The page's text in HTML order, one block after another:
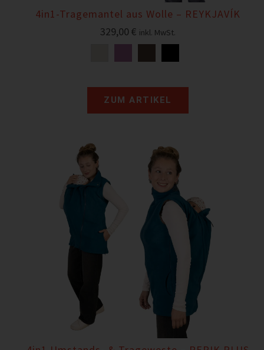
4in1-Tragemantel aus Wolle – REYKJAVÍK
329,00 € inkl. MwSt.
ZUM ARTIKEL